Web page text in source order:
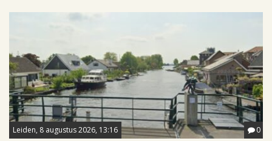
Leiden, 8 augustus 2026, 13:16 0